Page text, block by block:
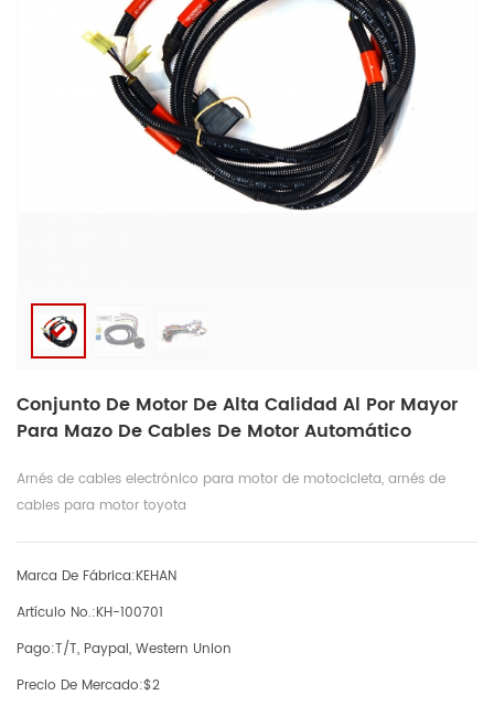
Conjunto De Motor De Alta Calidad Al Por Mayor
Para Mazo De Cables De Motor Automático
Arnés de cables electrónico para motor de motocicleta, arnés de
cables para motor toyota
Marca De Fábrica:KEHAN
Artículo No.:KH-100701
Pago:T/T, Paypal, Western Union
Precio De Mercado:$2